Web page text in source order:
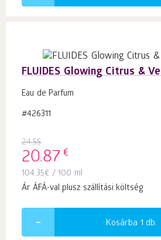
FLUIDES Glowing Citrus &
Eau de Parfum
#426311
24.55
20.87 €
104.35€ / 100 ml
Ár ÁFÁ-val plusz szállítási költség
Kosárba 1 db.